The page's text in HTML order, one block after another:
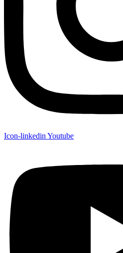
Icon-linkedin Youtube